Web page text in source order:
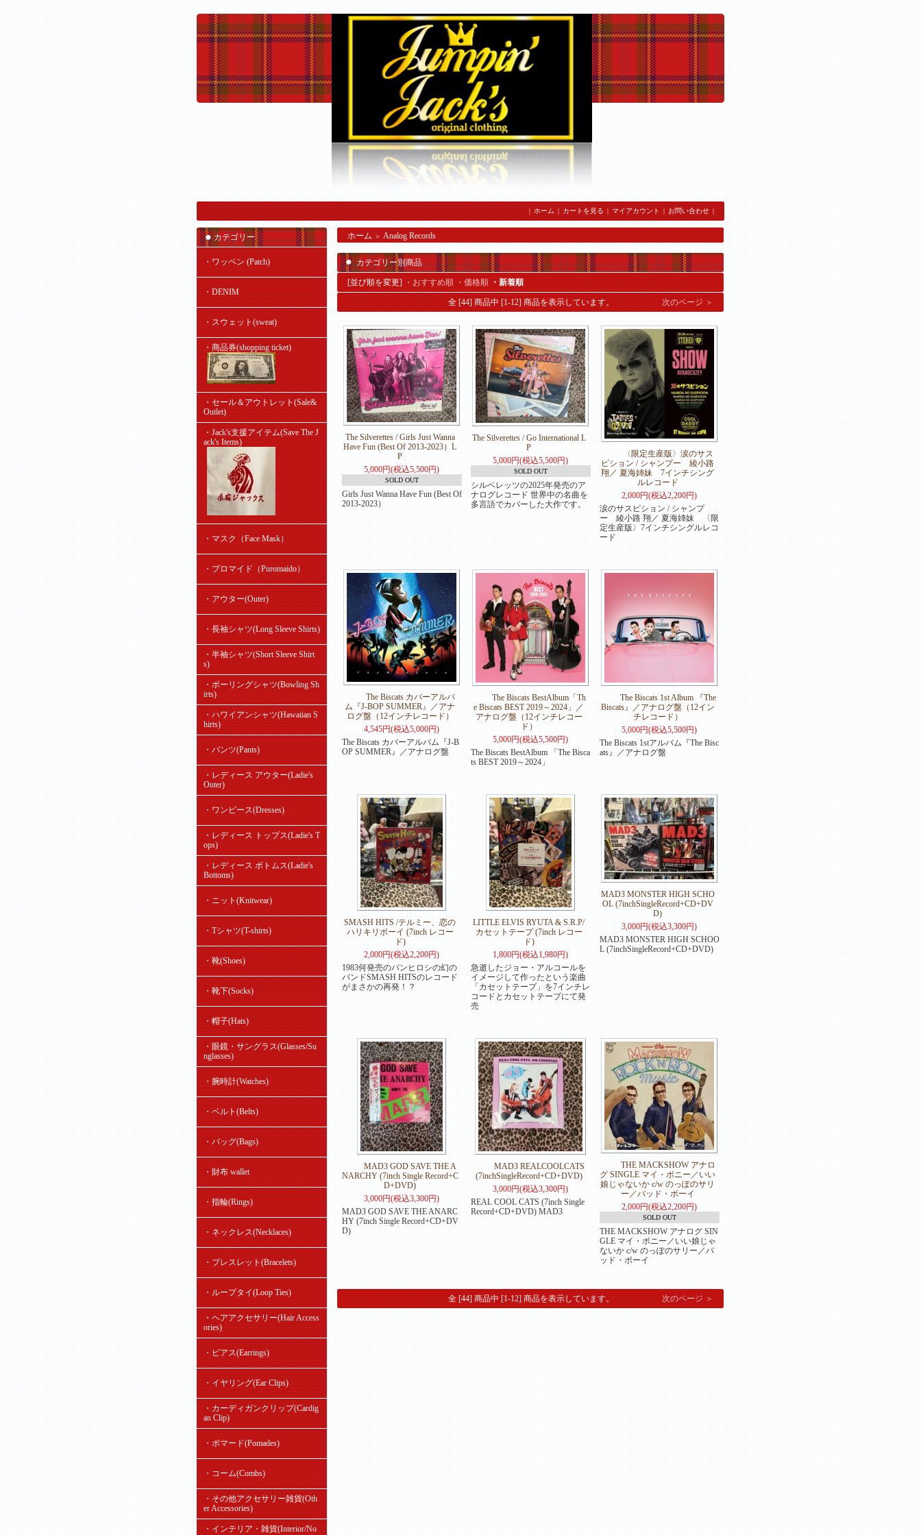
| ホーム | カートを見る | マイアカウント | お問い合わせ |
カテゴリー
・ワッペン (Patch)
・DENIM
・スウェット(sweat)
・商品券(shopping ticket)
・セール＆アウトレット(Sale&
Outlet)
・Jack's支援アイテム(Save The J
ack's Items)
・マスク（Face Mask）
・プロマイド（Puromaido）
・アウター(Outer)
・長袖シャツ(Long Sleeve Shirts)
・半袖シャツ(Short Sleeve Shirt
s)
・ボーリングシャツ(Bowling Sh
irts)
・ハワイアンシャツ(Hawaiian S
hirts)
・パンツ(Pants)
・レディース アウター(Ladie's
Outer)
・ワンピース(Dresses)
・レディース トップス(Ladie's T
ops)
・レディース ボトムス(Ladie's
Bottoms)
・ニット(Knitwear)
・Tシャツ(T-shirts)
・靴(Shoes)
・靴下(Socks)
・帽子(Hats)
・眼鏡・サングラス(Glasses/Su
nglasses)
・腕時計(Watches)
・ベルト(Belts)
・バッグ(Bags)
・財布 wallet
・指輪(Rings)
・ネックレス(Necklaces)
・ブレスレット(Bracelets)
・ループタイ(Loop Ties)
・ヘアアクセサリー(Hair Access
ories)
・ピアス(Earrings)
・イヤリング(Ear Clips)
・カーディガンクリップ(Cardig
an Clip)
・ポマード(Pomades)
・コーム(Combs)
・その他アクセサリー雑貨(Oth
er Accessories)
・インテリア・雑貨(Interior/No
ホーム ＞ Analog Records
カテゴリー別商品
[並び順を変更] ・おすすめ順 ・価格順 ・新着順
全 [44] 商品中 [1-12] 商品を表示しています。 次のページ ＞
The Silverettes / Girls Just Wanna
Have Fun (Best Of 2013-2023）L
P
5,000円(税込5,500円)
SOLD OUT
Girls Just Wanna Have Fun (Best Of
2013-2023）
The Silverettes / Go International L
P
5,000円(税込5,500円)
SOLD OUT
シルベレッツの2025年発売のア
ナログレコード 世界中の名曲を
多言語でカバーした大作です。
〈限定生産版〉涙のサス
ピション / シャンプー 綾小路
翔／ 夏海姉妹 7インチシング
ルレコード
2,000円(税込2,200円)
涙のサスピション / シャンプ
ー 綾小路 翔／ 夏海姉妹 〈限
定生産版〉7インチシングルレコ
ード
The Biscats カバーアルバ
ム『J-BOP SUMMER』／アナ
ログ盤（12インチレコード）
4,545円(税込5,000円)
The Biscats カバーアルバム『J-B
OP SUMMER』／アナログ盤
The Biscats BestAlbum「Th
e Biscats BEST 2019～2024」／
アナログ盤（12インチレコー
ド）
5,000円(税込5,500円)
The Biscats BestAlbum 「The Bisca
ts BEST 2019～2024」
The Biscats 1st Album 『The
Biscats』／アナログ盤（12イン
チレコード）
5,000円(税込5,500円)
The Biscats 1stアルバム『The Bisc
ats』／アナログ盤
SMASH HITS /テルミー、恋の
ハリキリボーイ (7inch レコー
ド)
2,000円(税込2,200円)
1983何発売のバンヒロシの幻の
バンドSMASH HITSのレコード
がまさかの再発！？
LITTLE ELVIS RYUTA & S.R.P/
カセットテープ (7inch レコー
ド)
1,800円(税込1,980円)
急逝したジョー・アルコールを
イメージして作ったという楽曲
「カセットテープ」を7インチレ
コードとカセットテープにて発
売
MAD3 MONSTER HIGH SCHO
OL (7inchSingleRecord+CD+DV
D)
3,000円(税込3,300円)
MAD3 MONSTER HIGH SCHOO
L (7inchSingleRecord+CD+DVD)
MAD3 GOD SAVE THE A
NARCHY (7inch Single Record+C
D+DVD)
3,000円(税込3,300円)
MAD3 GOD SAVE THE ANARC
HY (7inch Single Record+CD+DV
D)
MAD3 REALCOOLCATS
(7inchSingleRecord+CD+DVD)
3,000円(税込3,300円)
REAL COOL CATS (7inch Single
Record+CD+DVD) MAD3
THE MACKSHOW アナロ
グ SINGLE マイ・ボニー／いい
娘じゃないか c/w のっぽのサリ
ー／バッド・ボーイ
2,000円(税込2,200円)
SOLD OUT
THE MACKSHOW アナログ SIN
GLE マイ・ボニー／いい娘じゃ
ないか c/w のっぽのサリー／バ
ッド・ボーイ
全 [44] 商品中 [1-12] 商品を表示しています。 次のページ ＞